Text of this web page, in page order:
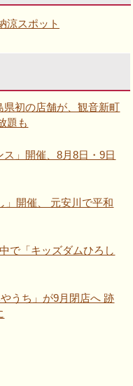
涼スポット
初の店舗が、観音新町
題も
」開催、8月8日・9日
」開催、 元安川で平和
で「キッズダムひろし
うち」が9月閉店へ 跡